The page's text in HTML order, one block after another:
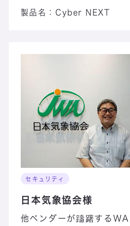
製品名：Cyber NEXT
セキュリティ
日本気象協会様
他ベンダーが躊躇する